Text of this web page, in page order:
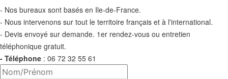
- Nos bureaux sont basés en Ile-de-France.
- Nous intervenons sur tout le territoire français et à l'international.
- Devis envoyé sur demande. 1er rendez-vous ou entretien
téléphonique gratuit.
- Téléphone : 06 72 32 55 61